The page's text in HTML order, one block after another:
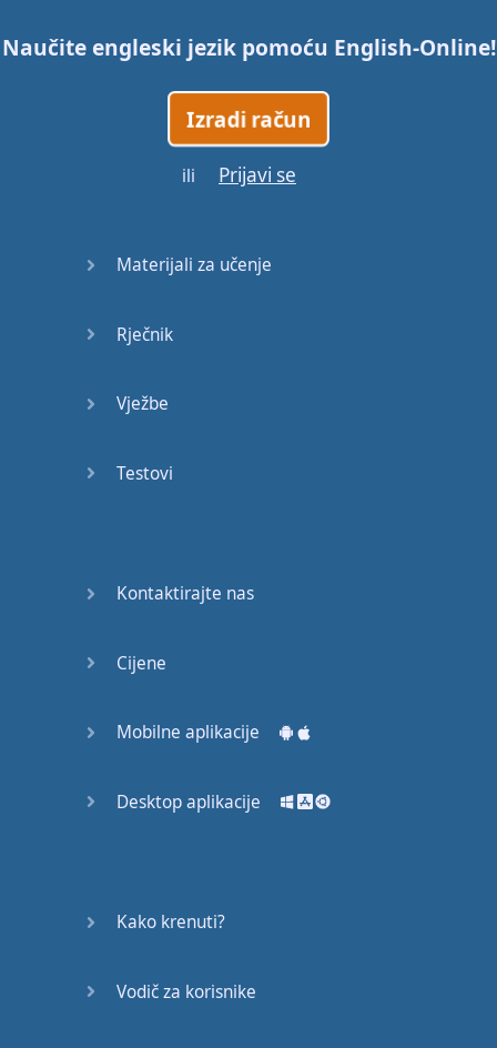
Naučite engleski jezik pomoću English-Online!
Izradi račun
ili Prijavi se
Materijali za učenje
Rječnik
Vježbe
Testovi
Kontaktirajte nas
Cijene
Mobilne aplikacije
Desktop aplikacije
Kako krenuti?
Vodič za korisnike